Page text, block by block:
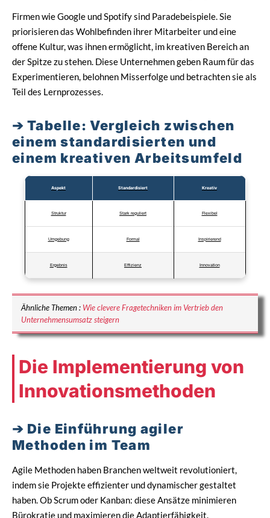
Firmen wie Google und Spotify sind Paradebeispiele. Sie
priorisieren das Wohlbefinden ihrer Mitarbeiter und eine
offene Kultur, was ihnen ermöglicht, im kreativen Bereich an
der Spitze zu stehen. Diese Unternehmen geben Raum für das
Experimentieren, belohnen Misserfolge und betrachten sie als
Teil des Lernprozesses.
Tabelle: Vergleich zwischen
einem standardisierten und
einem kreativen Arbeitsumfeld
Aspekt Standardisiert Kreativ
Struktur Stark reguliert Flexibel
Umgebung Formal Inspirierend
Ergebnis Effizienz Innovation
Ähnliche Themen : Wie clevere Fragetechniken im Vertrieb den
Unternehmensumsatz steigern
Die Implementierung von
Innovationsmethoden
Die Einführung agiler
Methoden im Team
Agile Methoden haben Branchen weltweit revolutioniert,
indem sie Projekte effizienter und dynamischer gestaltet
haben. Ob Scrum oder Kanban: diese Ansätze minimieren
Bürokratie und maximieren die Adaptierfähigkeit.